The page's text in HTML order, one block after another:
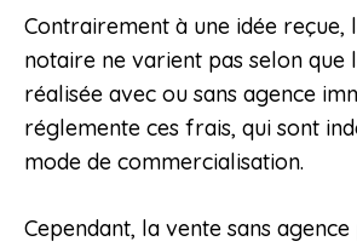
Contrairement à une idée reçue,
notaire ne varient pas selon que
réalisée avec ou sans agence
réglemente ces frais, qui sont
mode de commercialisation.
Cependant, la vente sans